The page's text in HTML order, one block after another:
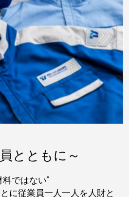
とともに～
ではない”
に従業員一人一人を人財と